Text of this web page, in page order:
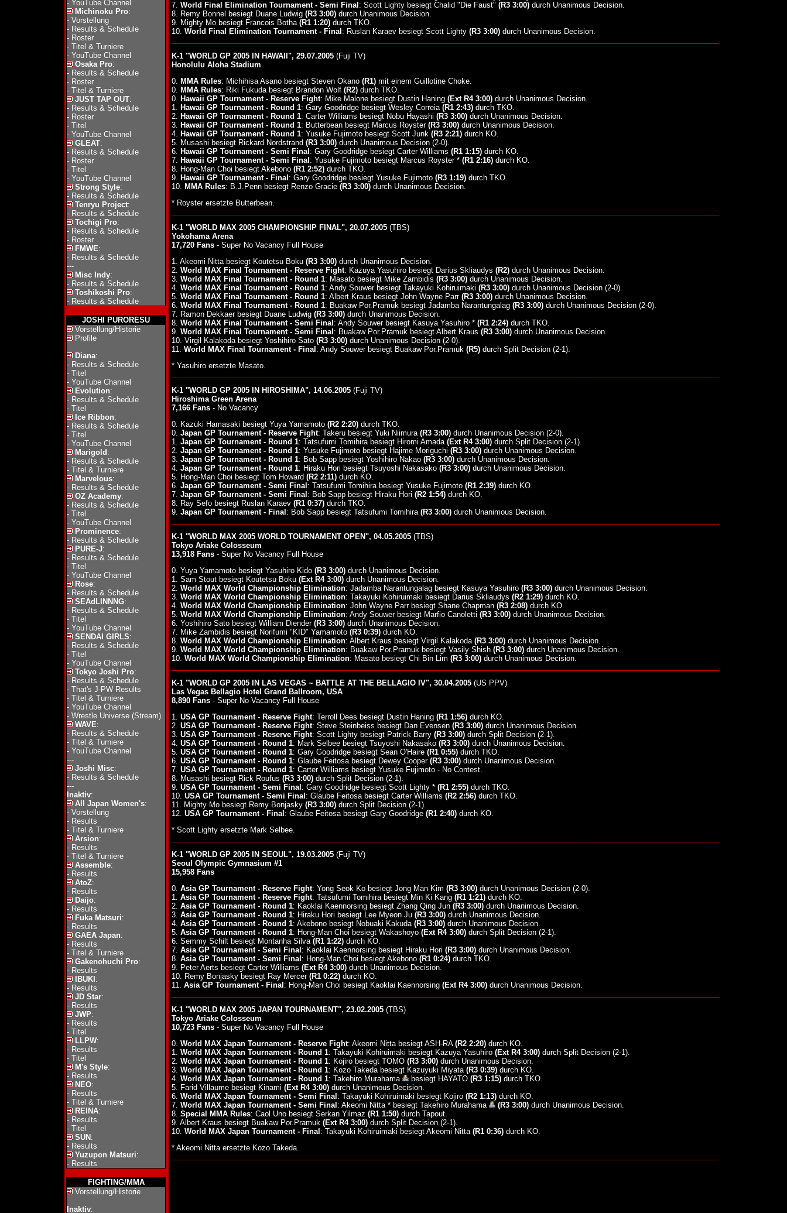
- YouTube Channel
Michinoku Pro:
- Vorstellung
- Results & Schedule
- Roster
- Titel & Turniere
- YouTube Channel
Osaka Pro:
- Results & Schedule
- Roster
- Titel & Turniere
JUST TAP OUT:
- Results & Schedule
- Roster
- Titel
- YouTube Channel
GLEAT:
- Results & Schedule
- Roster
- Titel
- YouTube Channel
Strong Style:
- Results & Schedule
Tenryu Project:
- Results & Schedule
Tochigi Pro:
- Results & Schedule
- Roster
FMWE:
- Results & Schedule
---
Misc Indy:
- Results & Schedule
Toshikoshi Pro:
- Results & Schedule
JOSHI PURORESU
Vorstellung/Historie
Profile
Diana:
- Results & Schedule
- Titel
- YouTube Channel
Evolution:
- Results & Schedule
- Titel
Ice Ribbon:
- Results & Schedule
- Titel
- YouTube Channel
Marigold :
- Results & Schedule
- Titel & Turniere
Marvelous:
- Results & Schedule
OZ Academy:
- Results & Schedule
- Titel
- YouTube Channel
Prominence:
- Results & Schedule
PURE-J:
- Results & Schedule
- Titel
- YouTube Channel
Rose:
- Results & Schedule
SEAdLINNNG:
- Results & Schedule
- Titel
- YouTube Channel
SENDAI GIRLS:
- Results & Schedule
- Titel
- YouTube Channel
Tokyo Joshi Pro:
- Results & Schedule
- That's J-PW Results
- Titel & Turniere
- YouTube Channel
- Wrestle Universe (Stream)
WAVE:
- Results & Schedule
- Titel & Turniere
- YouTube Channel
---
Joshi Misc:
- Results & Schedule
---
Inaktiv:
All Japan Women's:
- Vorstellung
- Results
- Titel & Turniere
Arsion:
- Results
- Titel & Turniere
Assemble:
- Results
AtoZ:
- Results
Daijo:
- Results
Fuka Matsuri:
- Results
GAEA Japan:
- Results
- Titel & Turniere
Gakenohuchi Pro:
- Results
IBUKI :
- Results
JD Star:
- Results
JWP:
- Results
- Titel
LLPW:
- Results
- Titel
M's Style:
- Results
NEO:
- Results
- Titel & Turniere
REINA:
- Results
- Titel
SUN :
- Results
Yuzupon Matsuri:
- Results
FIGHTING/MMA
Vorstellung/Historie
Inaktiv:
7. World Final Elimination Tournament - Semi Final : Scott Lighty besiegt Chalid "Die Faust" (R3 3:00)durch Unanimous Decision.
8. Remy Bonnel besiegt Duane Ludwig (R3 3:00)durch Unanimous Decision.
9. Mighty Mo besiegt Francois Botha (R1 1:20)durch TKO.
10. World Final Elimination Tournament - Final : Ruslan Karaev besiegt Scott Lighty (R3 3:00)durch Unanimous Decision.
K-1 "WORLD GP 2005 IN HAWAII", 29.07.2005(Fuji TV)
Honolulu Aloha Stadium
0. MMA Rules: Michihisa Asano besiegt Steven Okano (R1)mit einem Guillotine Choke.
0. MMA Rules: Riki Fukuda besiegt Brandon Wolf (R2)durch TKO.
0. Hawaii GP Tournament - Reserve Fight: Mike Malone besiegt Dustin Haning (Ext R4 3:00)durch Unanimous Decision.
1. Hawaii GP Tournament - Round 1: Gary Goodridge besiegt Wesley Correia (R1 2:43)durch TKO.
2. Hawaii GP Tournament - Round 1: Carter Williams besiegt Nobu Hayashi (R3 3:00)durch Unanimous Decision.
3. Hawaii GP Tournament - Round 1: Butterbean besiegt Marcus Royster (R3 3:00)durch Unanimous Decision.
4. Hawaii GP Tournament - Round 1: Yusuke Fujimoto besiegt Scott Junk (R3 2:21)durch KO.
5. Musashi besiegt Rickard Nordstrand (R3 3:00)durch Unanimous Decision (2-0).
6. Hawaii GP Tournament - Semi Final : Gary Goodridge besiegt Carter Williams (R1 1:15)durch KO.
7. Hawaii GP Tournament - Semi Final : Yusuke Fujimoto besiegt Marcus Royster * (R1 2:16)durch KO.
8. Hong-Man Choi besiegt Akebono (R1 2:52)durch TKO.
9. Hawaii GP Tournament - Final : Gary Goodridge besiegt Yusuke Fujimoto (R3 1:19)durch TKO.
10. MMA Rules: B.J.Penn besiegt Renzo Gracie (R3 3:00)durch Unanimous Decision.
* Royster ersetzte Butterbean.
K-1 "WORLD MAX 2005 CHAMPIONSHIP FINAL", 20.07.2005(TBS)
Yokohama Arena
17,720 Fans- Super No Vacancy Full House
1. Akeomi Nitta besiegt Koutetsu Boku (R3 3:00)durch Unanimous Decision.
2. World MAX Final Tournament - Reserve Fight: Kazuya Yasuhiro besiegt Darius Skliaudys (R2)durch Unanimous Decision.
3. World MAX Final Tournament - Round 1: Masato besiegt Mike Zambidis (R3 3:00)durch Unanimous Decision.
4. World MAX Final Tournament - Round 1: Andy Souwer besiegt Takayuki Kohiruimaki (R3 3:00)durch Unanimous Decision (2-0).
5. World MAX Final Tournament - Round 1: Albert Kraus besiegt John Wayne Parr (R3 3:00)durch Unanimous Decision.
6. World MAX Final Tournament - Round 1: Buakaw Por.Pramuk besiegt Jadamba Narantungalag (R3 3:00)durch Unanimous Decision (2-0).
7. Ramon Dekkaer besiegt Duane Ludwig (R3 3:00)durch Unanimous Decision.
8. World MAX Final Tournament - Semi Final : Andy Souwer besiegt Kasuya Yasuhiro * (R1 2:24)durch TKO.
9. World MAX Final Tournament - Semi Final : Buakaw Por.Pramuk besiegt Albert Kraus (R3 3:00)durch Unanimous Decision.
10. Virgil Kalakoda besiegt Yoshihiro Sato (R3 3:00)durch Unanimous Decision (2-0).
11. World MAX Final Tournament - Final : Andy Souwer besiegt Buakaw Por.Pramuk (R5)durch Split Decision (2-1).
* Yasuhiro ersetzte Masato.
K-1 "WORLD GP 2005 IN HIROSHIMA", 14.06.2005(Fuji TV)
Hiroshima Green Arena
7,166 Fans- No Vacancy
0. Kazuki Hamasaki besiegt Yuya Yamamoto (R2 2:20)durch TKO.
0. Japan GP Tournament - Reserve Fight: Takeru besiegt Yuki Niimura (R3 3:00)durch Unanimous Decision (2-0).
1. Japan GP Tournament - Round 1: Tatsufumi Tomihira besiegt Hiromi Amada (Ext R4 3:00)durch Split Decision (2-1).
2. Japan GP Tournament - Round 1: Yusuke Fujimoto besiegt Hajime Moriguchi (R3 3:00)durch Unanimous Decision.
3. Japan GP Tournament - Round 1: Bob Sapp besiegt Yoshihiro Nakao (R3 3:00)durch Unanimous Decision.
4. Japan GP Tournament - Round 1: Hiraku Hori besiegt Tsuyoshi Nakasako (R3 3:00)durch Unanimous Decision.
5. Hong-Man Choi besiegt Tom Howard (R2 2:11)durch KO.
6. Japan GP Tournament - Semi Final : Tatsufumi Tomihira besiegt Yusuke Fujimoto (R1 2:39)durch KO.
7. Japan GP Tournament - Semi Final : Bob Sapp besiegt Hiraku Hori (R2 1:54)durch KO.
8. Ray Sefo besiegt Ruslan Karaev (R1 0:37)durch TKO.
9. Japan GP Tournament - Final : Bob Sapp besiegt Tatsufumi Tomihira (R3 3:00)durch Unanimous Decision.
K-1 "WORLD MAX 2005 WORLD TOURNAMENT OPEN", 04.05.2005(TBS)
Tokyo Ariake Colosseum
13,918 Fans- Super No Vacancy Full House
0. Yuya Yamamoto besiegt Yasuhiro Kido (R3 3:00)durch Unanimous Decision.
1. Sam Stout besiegt Koutetsu Boku (Ext R4 3:00)durch Unanimous Decision.
2. World MAX World Championship Elimination: Jadamba Narantungalag besiegt Kasuya Yasuhiro (R3 3:00)durch Unanimous Decision.
3. World MAX World Championship Elimination: Takayuki Kohiruimaki besiegt Darius Skliaudys (R2 1:29)durch KO.
4. World MAX World Championship Elimination: John Wayne Parr besiegt Shane Chapman (R3 2:08)durch KO.
5. World MAX World Championship Elimination: Andy Souwer besiegt Marfio Canoletti (R3 3:00)durch Unanimous Decision.
6. Yoshihiro Sato besiegt William Diender (R3 3:00)durch Unanimous Decision.
7. Mike Zambidis besiegt Norifumi "KID" Yamamoto (R3 0:39)durch KO.
8. World MAX World Championship Elimination: Albert Kraus besiegt Virgil Kalakoda (R3 3:00)durch Unanimous Decision.
9. World MAX World Championship Elimination: Buakaw Por.Pramuk besiegt Vasily Shish (R3 3:00)durch Unanimous Decision.
10. World MAX World Championship Elimination: Masato besiegt Chi Bin Lim (R3 3:00)durch Unanimous Decision.
K-1 "WORLD GP 2005 IN LAS VEGAS ~ BATTLE AT THE BELLAGIO IV", 30.04.2005(US PPV)
Las Vegas Bellagio Hotel Grand Ballroom, USA
8,890 Fans- Super No Vacancy Full House
1. USA GP Tournament - Reserve Fight: Terroll Dees besiegt Dustin Haning (R1 1:56)durch KO.
2. USA GP Tournament - Reserve Fight: Steve Steinbeiss besiegt Dan Evensen (R3 3:00)durch Unanimous Decision.
3. USA GP Tournament - Reserve Fight: Scott Lighty besiegt Patrick Barry (R3 3:00)durch Split Decision (2-1).
4. USA GP Tournament - Round 1: Mark Selbee besiegt Tsuyoshi Nakasako (R3 3:00)durch Unanimous Decision.
5. USA GP Tournament - Round 1: Gary Goodridge besiegt Sean O'Haire (R1 0:55)durch TKO.
6. USA GP Tournament - Round 1: Glaube Feitosa besiegt Dewey Cooper (R3 3:00)durch Unanimous Decision.
7. USA GP Tournament - Round 1: Carter Williams besiegt Yusuke Fujimoto - No Contest.
8. Musashi besiegt Rick Roufus (R3 3:00)durch Split Decision (2-1).
9. USA GP Tournament - Semi Final : Gary Goodridge besiegt Scott Lighty * (R1 2:55)durch TKO.
10. USA GP Tournament - Semi Final : Glaube Feitosa besiegt Carter Williams (R2 2:56)durch TKO.
11. Mighty Mo besiegt Remy Bonjasky (R3 3:00)durch Split Decision (2-1).
12. USA GP Tournament - Final : Glaube Feitosa besiegt Gary Goodridge (R1 2:40)durch KO.
* Scott Lighty ersetzte Mark Selbee.
K-1 "WORLD GP 2005 IN SEOUL", 19.03.2005(Fuji TV)
Seoul Olympic Gymnasium #1
15,958 Fans
0. Asia GP Tournament - Reserve Fight: Yong Seok Ko besiegt Jong Man Kim (R3 3:00)durch Unanimous Decision (2-0).
1. Asia GP Tournament - Reserve Fight: Tatsufumi Tomihira besiegt Min Ki Kang (R1 1:21)durch KO.
2. Asia GP Tournament - Round 1: Kaoklai Kaennorsing besiegt Zhang Qing Jun (R3 3:00)durch Unanimous Decision.
3. Asia GP Tournament - Round 1: Hiraku Hori besiegt Lee Myeon Ju (R3 3:00)durch Unanimous Decision.
4. Asia GP Tournament - Round 1: Akebono besiegt Nobuaki Kakuda (R3 3:00)durch Unanimous Decision.
5. Asia GP Tournament - Round 1: Hong-Man Choi besiegt Wakashoyo (Ext R4 3:00)durch Split Decision (2-1).
6. Semmy Schilt besiegt Montanha Silva (R1 1:22)durch KO.
7. Asia GP Tournament - Semi Final : Kaoklai Kaennorsing besiegt Hiraku Hori (R3 3:00)durch Unanimous Decision.
8. Asia GP Tournament - Semi Final : Hong-Man Choi besiegt Akebono (R1 0:24)durch TKO.
9. Peter Aerts besiegt Carter Williams (Ext R4 3:00)durch Unanimous Decision.
10. Remy Bonjasky besiegt Ray Mercer (R1 0:22)durch KO.
11. Asia GP Tournament - Final : Hong-Man Choi besiegt Kaoklai Kaennorsing (Ext R4 3:00)durch Unanimous Decision.
K-1 "WORLD MAX 2005 JAPAN TOURNAMENT", 23.02.2005(TBS)
Tokyo Ariake Colosseum
10,723 Fans- Super No Vacancy Full House
0. World MAX Japan Tournament - Reserve Fight: Akeomi Nitta besiegt ASH-RA (R2 2:20)durch KO.
1. World MAX Japan Tournament - Round 1: Takayuki Kohiruimaki besiegt Kazuya Yasuhiro (Ext R4 3:00)durch Split Decision (2-1).
2. World MAX Japan Tournament - Round 1: Kojiro besiegt TOMO (R3 3:00)durch Unanimous Decision.
3. World MAX Japan Tournament - Round 1: Kozo Takeda besiegt Kazuyuki Miyata (R3 0:39)durch KO.
4. World MAX Japan Tournament - Round 1: Takehiro Murahama besiegt HAYATO (R3 1:15)durch TKO.
5. Farid Villaume besiegt Kinami (Ext R4 3:00)durch Unanimous Decision.
6. World MAX Japan Tournament - Semi Final : Takayuki Kohiruimaki besiegt Kojiro (R2 1:13)durch KO.
7. World MAX Japan Tournament - Semi Final : Akeomi Nitta * besiegt Takehiro Murahama (R3 3:00)durch Unanimous Decision.
8. Special MMA Rules: Caol Uno besiegt Serkan Yilmaz (R1 1:50)durch Tapout.
9. Albert Kraus besiegt Buakaw Por.Pramuk (Ext R4 3:00)durch Split Decision (2-1).
10. World MAX Japan Tournament - Final : Takayuki Kohiruimaki besiegt Akeomi Nitta (R1 0:36)durch KO.
* Akeomi Nitta ersetzte Kozo Takeda.